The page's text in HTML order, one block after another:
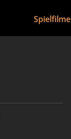
Spielfilme